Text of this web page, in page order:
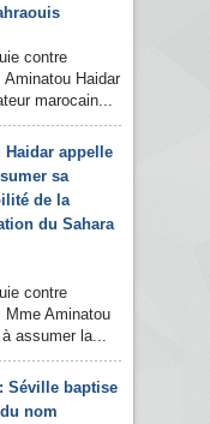
contre
Aminatou Haidar
marocain...
Haidar appelle
sa
de la
du Sahara
contre
Mme Aminatou
assumer la...
Séville baptise
nom